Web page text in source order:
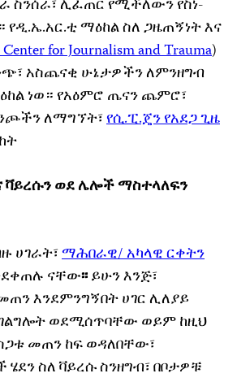
ስንሰራ፣ ሊፈጠር የሚችለውን የስነ-
የዲ.ኤ.አር.ቲ ማዕከል ስለ ጋዜጠኝነት እና
for Journalism and Trauma)
አስጨናቂ ሁኔታዎችን ለምንዘግብ
ነወ። የአዕምሮ ጤናን ጨምሮ፣
ለማግኘት፣የሲ.ፒ.ጄን የአደጋ ጊዜ
ቫይረሱን ወደ ሌሎች ማስተላለፍን
ሀገራት፣ማሕበራዊ/ አካላዊ ርቀትን
ናቸው፡፡ይሁን እንጅ፣
እንደምንግኝበት ሀገር ሊለያይ
ወደሚሰጥባቸው ወይም ከዚህ
መጠን ከፍ ወዳለበቸው፣
ስለ ቫይረሱ ስንዘግብ፣ በቦታዎቹ